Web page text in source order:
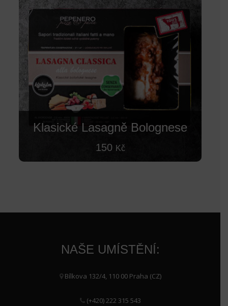
Klasické Lasagně Bolognese
150 Kč
NAŠE UMÍSTĚNÍ:
Bílkova 132/4, 110 00 Praha (CZ)
(+420) 222 315 543